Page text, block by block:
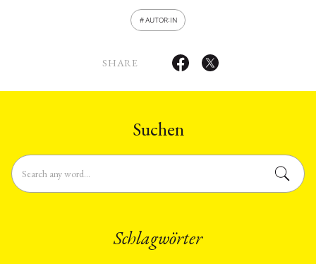
AUTOR:IN
SHARE
Suchen
Schlagwörter